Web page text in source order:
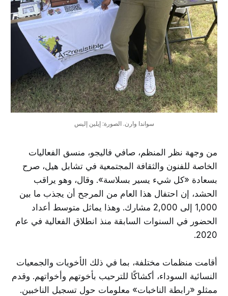
سواندا وارن. الصورة: إيلين إليس
من وجهة نظر المنظم، صافي فاليجو، منسق الفعاليات
الخاصة للفنون والثقافة المجتمعية في تشابل هيل، صرح
بسعادة «كل شيء يسير بسلاسة». وقال، وهو يراقب
الحشد، إن احتفال هذا العام من المرجح أن يجذب ما بين
1,000 إلى 2,000 مشارك. وهذا يماثل متوسط أعداد
الحضور في السنوات السابقة منذ انطلاق الفعالية في عام
2020.
أقامت منظمات مختلفة، بما في ذلك الأخويات والجمعيات
النسائية السوداء، أكشاكًا للترحيب بأخوتهم وأخواتهم. وقدم
ممثلو «رابطة الناخبات» معلومات حول تسجيل الناخبين.